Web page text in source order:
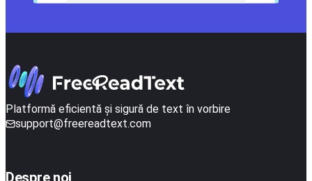
Platformă eficientă și sigură de text în vorbire
support@freereadtext.com